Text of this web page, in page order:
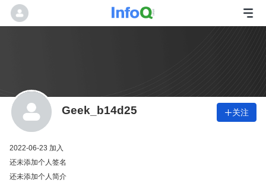
Geek_b14d25 关注
2022-06-23 加入
还未添加个人签名
还未添加个人简介